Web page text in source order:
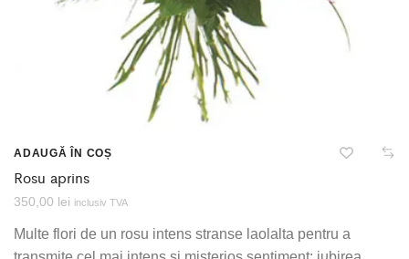
ADAUGĂ ÎN COȘ
Rosu aprins
350,00 lei inclusiv TVA
Multe flori de un rosu intens stranse laolalta pentru a